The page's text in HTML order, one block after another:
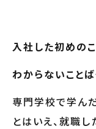
入社した初めのこ
わからないことば
専門学校で学ん
とはいえ、就職